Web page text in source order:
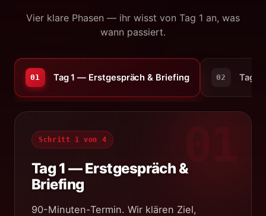
Vier klare Phasen — ihr wisst von Tag 1 an, was
wann passiert.
01 Tag 1 — Erstgespräch & Briefing 02 Tag
Schritt 1 von 4
Tag 1 — Erstgespräch &
Briefing
90-Minuten-Termin. Wir klären Ziel,